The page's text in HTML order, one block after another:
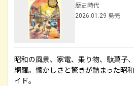
歴史時代
2026.01.29 発売
昭和の風景、家電、乗り物、駄菓子
網羅。懐かしさと驚きが詰まった昭
イド。